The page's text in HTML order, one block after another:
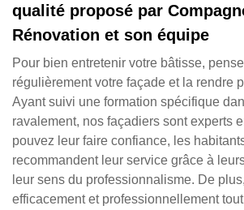
qualité proposé par
Rénovation et son équipe
Pour bien entretenir votre bâtisse,
régulièrement votre façade et la rendre
Ayant suivi une formation spécifique
ravalement, nos façadiers sont experts
pouvez leur faire confiance, les
recommandent leur service grâce à
leur sens du professionnalisme. De
efficacement et professionnellement